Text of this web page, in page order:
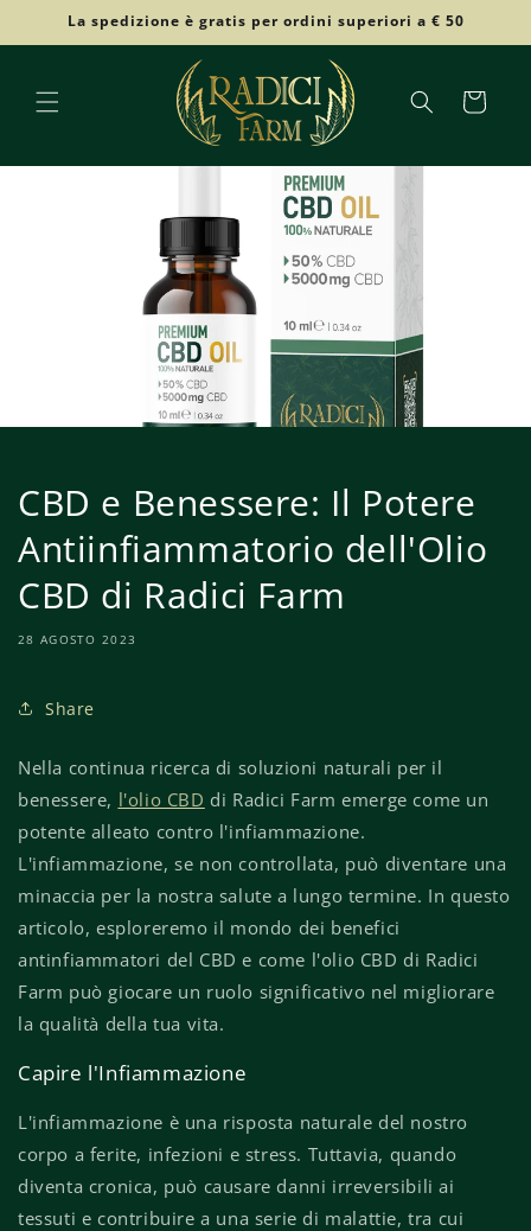
direttamente
ai contenuti
La spedizione è gratis per ordini superiori a € 50
Carrello
CBD e Benessere: Il Potere
Antiinfiammatorio dell'Olio
CBD di Radici Farm
28 AGOSTO 2023
Share
Nella continua ricerca di soluzioni naturali per il
benessere, l'olio CBD di Radici Farm emerge come un
potente alleato contro l'infiammazione.
L'infiammazione, se non controllata, può diventare una
minaccia per la nostra salute a lungo termine. In questo
articolo, esploreremo il mondo dei benefici
antinfiammatori del CBD e come l'olio CBD di Radici
Farm può giocare un ruolo significativo nel migliorare
la qualità della tua vita.
Capire l'Infiammazione
L'infiammazione è una risposta naturale del nostro
corpo a ferite, infezioni e stress. Tuttavia, quando
diventa cronica, può causare danni irreversibili ai
tessuti e contribuire a una serie di malattie, tra cui